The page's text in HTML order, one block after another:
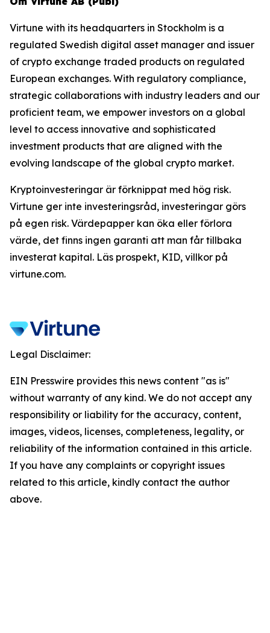
Virtune with its headquarters in Stockholm is a
regulated Swedish digital asset manager and issuer
of crypto exchange traded products on regulated
European exchanges. With regulatory compliance,
strategic collaborations with industry leaders and our
proficient team, we empower investors on a global
level to access innovative and sophisticated
investment products that are aligned with the
evolving landscape of the global crypto market.
Kryptoinvesteringar är förknippat med hög risk.
Virtune ger inte investeringsråd, investeringar görs
på egen risk. Värdepapper kan öka eller förlora
värde, det finns ingen garanti att man får tillbaka
investerat kapital. Läs prospekt, KID, villkor på
virtune.com.
Legal Disclaimer:
EIN Presswire provides this news content "as is"
without warranty of any kind. We do not accept any
responsibility or liability for the accuracy, content,
images, videos, licenses, completeness, legality, or
reliability of the information contained in this article.
If you have any complaints or copyright issues
related to this article, kindly contact the author
above.